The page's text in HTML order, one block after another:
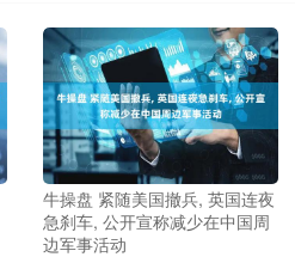
牛操盘 紧随美国撤兵, 英国连夜
急刹车, 公开宣称减少在中国周
边军事活动